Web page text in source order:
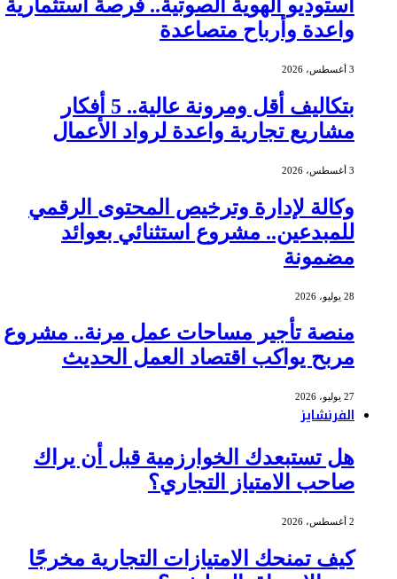
استوديو الهوية الصوتية.. فرصة استثمارية
واعدة وأرباح متصاعدة
3 أغسطس، 2026
بتكاليف أقل ومرونة عالية.. 5 أفكار
مشاريع تجارية واعدة لرواد الأعمال
3 أغسطس، 2026
وكالة لإدارة وترخيص المحتوى الرقمي
للمبدعين.. مشروع استثنائي بعوائد
مضمونة
28 يوليو، 2026
منصة تأجير مساحات عمل مرنة.. مشروع
مربح يواكب اقتصاد العمل الحديث
27 يوليو، 2026
الفرنشايز
هل تستبعدك الخوارزمية قبل أن يراك
صاحب الامتياز التجاري؟
2 أغسطس، 2026
كيف تمنحك الامتيازات التجارية مخرجًا